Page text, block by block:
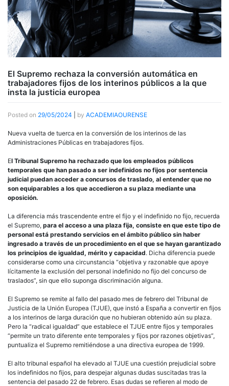
El Supremo rechaza la conversión automática en
trabajadores fijos de los interinos públicos a la que
insta la justicia europea
Posted on 29/05/2024 by ACADEMIAOURENSE
Nueva vuelta de tuerca en la conversión de los interinos de las
Administraciones Públicas en trabajadores fijos.
El Tribunal Supremo ha rechazado que los empleados públicos
temporales que han pasado a ser indefinidos no fijos por sentencia
judicial puedan acceder a concursos de traslado, al entender que no
son equiparables a los que accedieron a su plaza mediante una
oposición.
La diferencia más trascendente entre el fijo y el indefinido no fijo, recuerda
el Supremo, para el acceso a una plaza fija, consiste en que este tipo de
personal está prestando servicios en el ámbito público sin haber
ingresado a través de un procedimiento en el que se hayan garantizado
los principios de igualdad, mérito y capacidad. Dicha diferencia puede
considerarse como una circunstancia “objetiva y razonable que apoye
lícitamente la exclusión del personal indefinido no fijo del concurso de
traslados”, sin que ello suponga discriminación alguna.
El Supremo se remite al fallo del pasado mes de febrero del Tribunal de
Justicia de la Unión Europea (TJUE), que instó a España a convertir en fijos
a los interinos de larga duración que no hubieran obtenido aún su plaza.
Pero la “radical igualdad” que establece el TJUE entre fijos y temporales
“permite un trato diferente ente temporales y fijos por razones objetivas”,
puntualiza el Supremo remitiéndose a una directiva europea de 1999.
El alto tribunal español ha elevado al TJUE una cuestión prejudicial sobre
los indefinidos no fijos, para despejar algunas dudas suscitadas tras la
sentencia del pasado 22 de febrero. Esas dudas se refieren al modo de